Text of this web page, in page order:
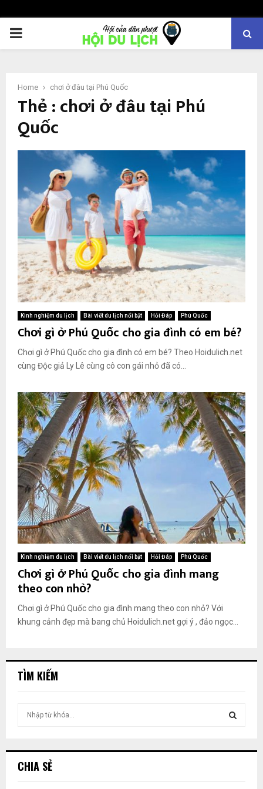
PRIMARY
Home chơi ở đâu tại Phú Quốc
Thẻ : chơi ở đâu tại Phú
Quốc
Kinh nghiệm du lịch Bài viết du lịch nổi bật Hỏi Đáp Phú Quốc
Chơi gì ở Phú Quốc cho gia đình có em bé?
Chơi gì ở Phú Quốc cho gia đình có em bé? Theo Hoidulich.net
cùng Độc giả Ly Lê cùng cô con gái nhỏ đã có...
Kinh nghiệm du lịch Bài viết du lịch nổi bật Hỏi Đáp Phú Quốc
Chơi gì ở Phú Quốc cho gia đình mang
theo con nhỏ?
Chơi gì ở Phú Quốc cho gia đình mang theo con nhỏ? Với
khung cảnh đẹp mà bang chủ Hoidulich.net gợi ý , đảo ngọc...
TÌM KIẾM
ế
CHIA SẺ